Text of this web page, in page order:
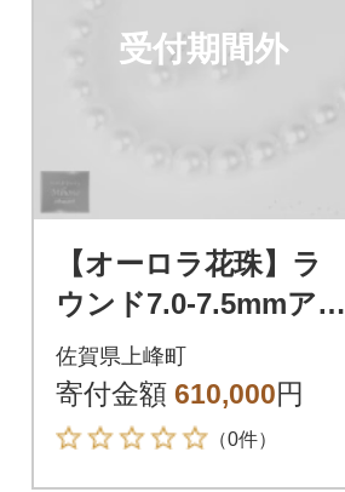
受付期間外
【オーロラ花珠】ラ
ウンド7.0-7.5mmアコ
ヤ真珠ネックレス・
ピアスセット(上峰町)
佐賀県上峰町
寄付金額 610,000円
（0件）